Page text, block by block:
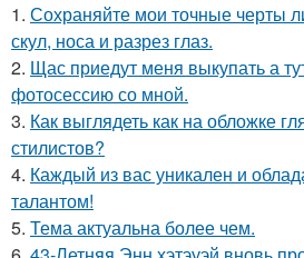
1. Сохраняйте мои точные черты
скул, носа и разрез глаз.
2. Щас приедут меня выкупать а
фотосессию со мной.
3. Как выглядеть как на обложке
стилистов?
4. Каждый из вас уникален и
талантом!
5. Тема актуальна более чем.